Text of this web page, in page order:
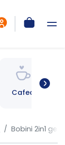
Cafea
Bobini 2in1 gel